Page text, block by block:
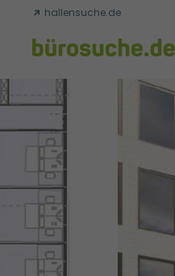
hallensuche.de
Erfolgsgeschichten